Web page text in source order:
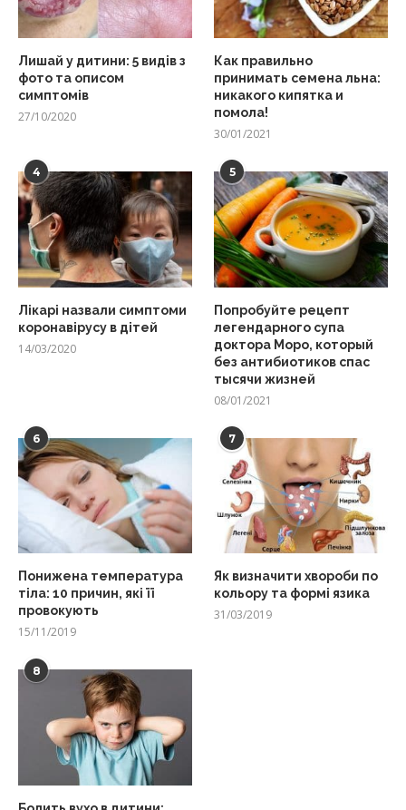
Лишай у дитини: 5 видів з
фото та описом
симптомів
27/10/2020
Как правильно
принимать семена льна:
никакого кипятка и
помола!
30/01/2021
4
Лікарі назвали симптоми
коронавірусу в дітей
14/03/2020
5
Попробуйте рецепт
легендарного супа
доктора Моро, который
без антибиотиков спас
тысячи жизней
08/01/2021
6
Понижена температура
тіла: 10 причин, які її
провокують
15/11/2019
7
Як визначити хвороби по
кольору та формі язика
31/03/2019
8